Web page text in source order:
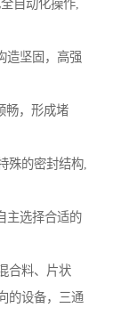
自动化操作,
造坚固，高强
畅，形成堵
殊的密封结构,
主选择合适的
合料、片状
的设备，三通